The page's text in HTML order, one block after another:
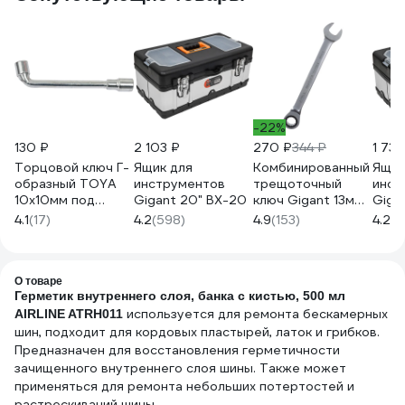
130 ₽
Торцовой ключ Г-
образный TOYA
10х10мм под
шпильку 54640
4.1(17)
2 103 ₽
Ящик для
инструментов
Gigant 20" BX-20
4.2(598)
-22%
270 ₽344 ₽
Комбинированный
трещоточный
ключ Gigant 13мм,
сталь Cr-V, 72
зуба GRW13
4.9(153)
1
4.2
О товаре
Герметик внутреннего слоя, банка с кистью, 500 мл
AIRLINE ATRH011 используется для ремонта бескамерных
шин, подходит для кордовых пластырей, латок и грибков.
Предназначен для восстановления герметичности
зачищенного внутреннего слоя шины. Также может
применяться для ремонта небольших потертостей и